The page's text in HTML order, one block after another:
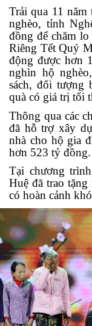
Trải qua 11
nghèo, tỉnh
đồng để chăm
Riêng Tết Quý
động được hơn
nghìn hộ
sách, đối tượng
quà có giá trị tối
Thông qua các
đã hỗ trợ xây
nhà cho hộ gia
hơn 523 tỷ đồng.
Tại chương
Huệ đã trao
có hoàn cảnh